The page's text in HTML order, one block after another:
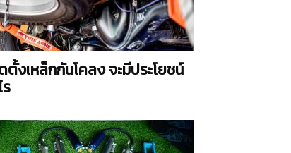
งเหล็กกันโคลง จะมีประโยชน์